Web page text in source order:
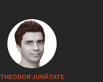
THEODOR JUMĂTATE